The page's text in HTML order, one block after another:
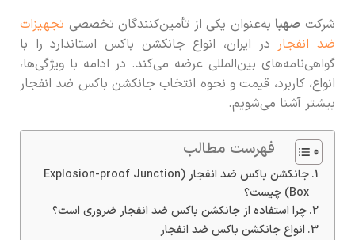
شرکت صهبابه‌عنوان یکی از تأمین‌کنندگان تخصصی تجهیزات
ضد انفجار در ایران، انواع جانکشن باکس استاندارد را با
گواهی‌نامه‌های بین‌المللی عرضه می‌کند. در ادامه با ویژگی‌ها،
انواع، کاربرد، قیمت و نحوه انتخاب جانکشن باکس ضد انفجار
بیشتر آشنا می‌شویم.
فهرست مطالب
جانکشن باکس ضد انفجار (Explosion-proof Junction
Box) چیست؟
چرا استفاده از جانکشن باکس ضد انفجار ضروری است؟
انواع جانکشن باکس ضد انفجار